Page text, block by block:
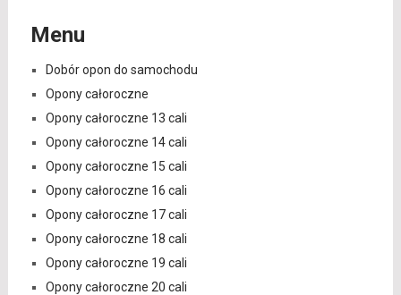
Menu
Dobór opon do samochodu
Opony całoroczne
Opony całoroczne 13 cali
Opony całoroczne 14 cali
Opony całoroczne 15 cali
Opony całoroczne 16 cali
Opony całoroczne 17 cali
Opony całoroczne 18 cali
Opony całoroczne 19 cali
Opony całoroczne 20 cali